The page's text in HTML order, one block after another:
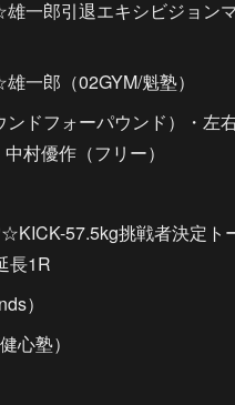
一郎引退エキシビジョン
一郎（02GYM/魁塾）
ドフォーパウンド）・左
村優作（フリー）
57.5kg挑戦者決定ト
長1R
）
心塾）